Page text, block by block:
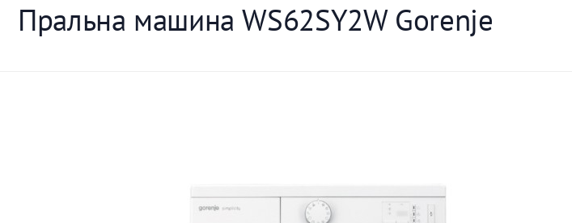
Пральна машина WS62SY2W Gorenje